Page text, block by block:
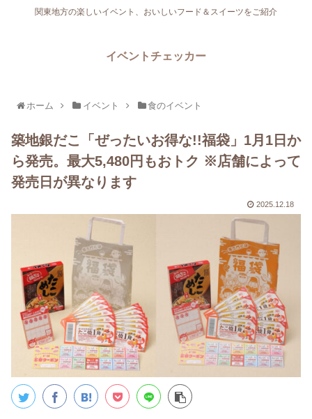
関東地方の楽しいイベント、おいしいフード＆スイーツをご紹介
イベントチェッカー
ホーム イベント 食のイベント
築地銀だこ「ぜったいお得な!!福袋」1月1日か
ら発売。最大5,480円もおトク ※店舗によって
発売日が異なります
2025.12.18